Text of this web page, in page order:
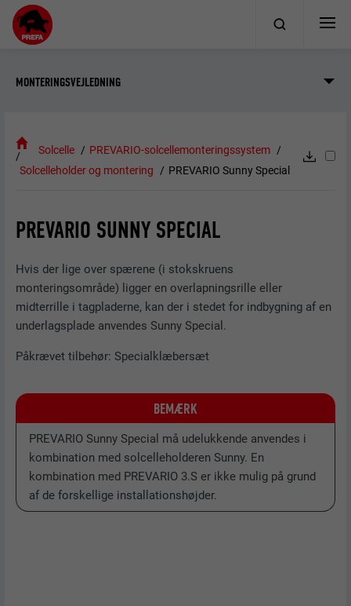
MONTERINGSVEJLEDNING
Solcelle
PREVARIO-solcellemonteringssystem
Solcelleholder og montering
PREVARIO Sunny Special
PREVARIO SUNNY SPECIAL
Hvis der lige over spærene (i stokskruens
monteringsområde) ligger en overlapningsrille eller
midterrille i tagpladerne, kan der i stedet for indbygning af en
underlagsplade anvendes Sunny Special.
Påkrævet tilbehør: Specialklæbersæt
BEMÆRK
PREVARIO Sunny Special må udelukkende anvendes i
kombination med solcelleholderen Sunny. En
kombination med PREVARIO 3.S er ikke mulig på grund
af de forskellige installationshøjder.